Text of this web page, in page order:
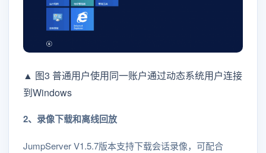
▲ 图3 普通用户使用同一账户通过动态系统用户连接
到Windows
2、录像下载和离线回放
JumpServer V1.5.7版本支持下载会话录像，可配合